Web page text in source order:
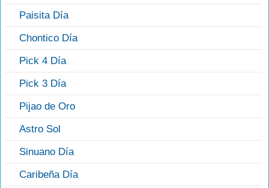
Paisita Día
Chontico Día
Pick 4 Día
Pick 3 Día
Pijao de Oro
Astro Sol
Sinuano Día
Caribeña Día